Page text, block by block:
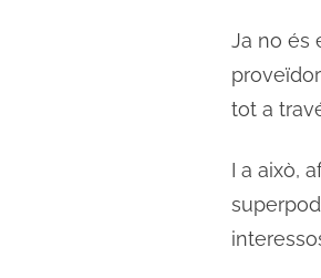
Ja no és
tot a
I a això,